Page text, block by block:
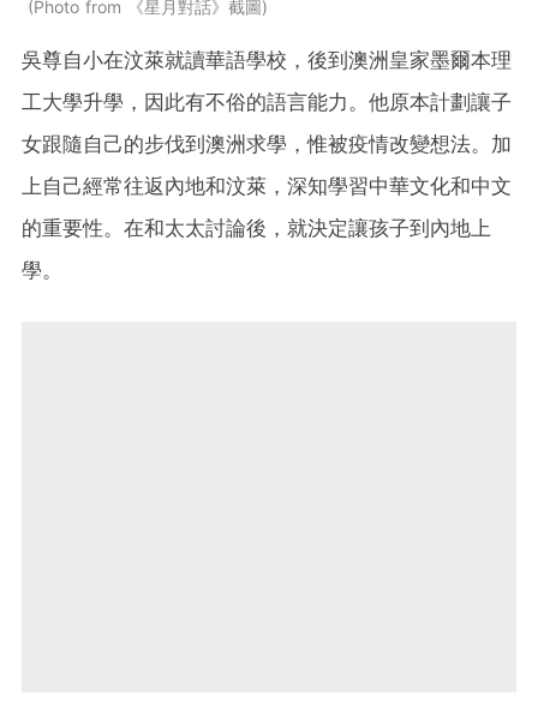
Photo from 《星月對話》截圖
吳尊自小在汶萊就讀華語學校，後到澳洲皇家墨爾本理
工大學升學，因此有不俗的語言能力。他原本計劃讓子
女跟隨自己的步伐到澳洲求學，惟被疫情改變想法。加
上自己經常往返內地和汶萊，深知學習中華文化和中文
的重要性。在和太太討論後，就決定讓孩子到內地上
學。